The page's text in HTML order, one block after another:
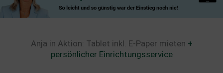
Anja in Aktion: Tablet inkl. E-Paper mieten +
persönlicher Einrichtungsservice